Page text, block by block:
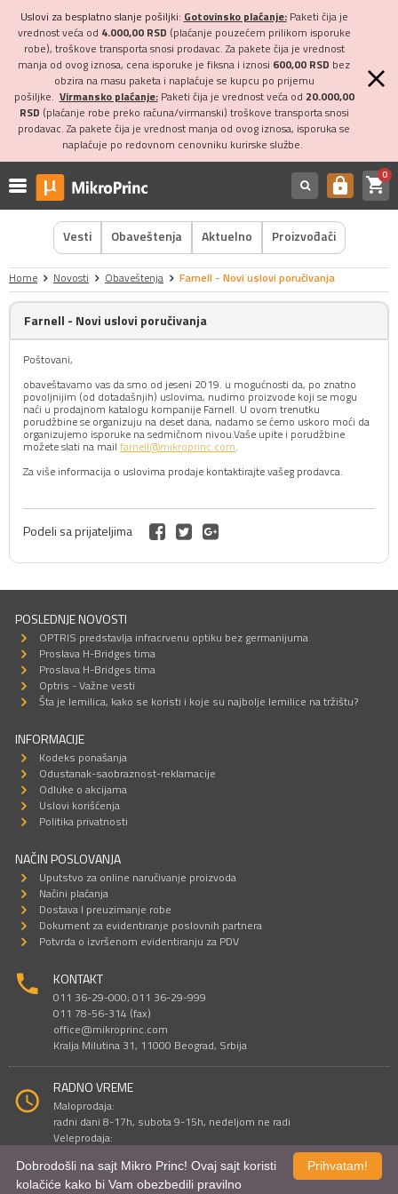
Uslovi za besplatno slanje pošiljki: Gotovinsko plaćanje:Paketi čija je
vrednost veća od 4.000,00 RSD (plaćanje pouzećem prilikom isporuke
robe), troškove transporta snosi prodavac. Za pakete čija je vrednost
manja od ovog iznosa, cena isporuke je fiksna i iznosi 600,00 RSD bez
obzira na masu paketa i naplaćuje se kupcu po prijemu
pošiljke. Virmansko plaćanje:Paketi čija je vrednost veća od 20.000,00
RSD (plaćanje robe preko računa/virmanski) troškove transporta snosi
prodavac. Za pakete čija je vrednost manja od ovog iznosa, isporuka se
naplaćuje po redovnom cenovniku kurirske službe.
https shopping_cart0
Vesti Obaveštenja Aktuelno Proizvođači
Home Novosti Obaveštenja Farnell - Novi uslovi poručivanja
Farnell - Novi uslovi poručivanja
Poštovani,
obaveštavamo vas da smo od jeseni 2019. u mogućnosti da, po znatno
povoljnijim (od dotadašnjih) uslovima, nudimo proizvode koji se mogu
naći u prodajnom katalogu kompanije Farnell. U ovom trenutku
porudžbine se organizuju na deset dana, nadamo se ćemo uskoro moći da
organizujemo isporuke na sedmičnom nivou.Vaše upite i porudžbine
možete slati na mail farnell@mikroprinc.com.
Za više informacija o uslovima prodaje kontaktirajte vašeg prodavca.
Podeli sa prijateljima
POSLEDNJE NOVOSTI
OPTRIS predstavlja infracrvenu optiku bez germanijuma
Proslava H-Bridges tima
Proslava H-Bridges tima
Optris - Važne vesti
Šta je lemilica, kako se koristi i koje su najbolje lemilice na tržištu?
INFORMACIJE
Kodeks ponašanja
Odustanak-saobraznost-reklamacije
Odluke o akcijama
Uslovi korišćenja
Politika privatnosti
NAČIN POSLOVANJA
Uputstvo za online naručivanje proizvoda
Načini plaćanja
Dostava I preuzimanje robe
Dokument za evidentiranje poslovnih partnera
Potvrda o izvršenom evidentiranju za PDV
KONTAKT
011 36-29-000; 011 36-29-999
011 78-56-314 (fax)
office@mikroprinc.com
Kralja Milutina 31, 11000 Beograd, Srbija
RADNO VREME
Maloprodaja:
radni dani 8-17h, subota 9-15h, nedeljom ne radi
Veleprodaja:
Prihvatam!
Dobrodošli na sajt Mikro Princ! Ovaj sajt koristi
kolačiće kako bi Vam obezbedili pravilno